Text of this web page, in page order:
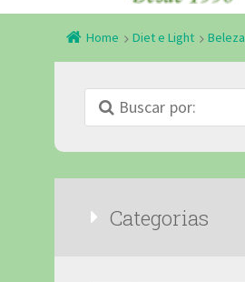
Home Diet e Light Beleza
Categorias